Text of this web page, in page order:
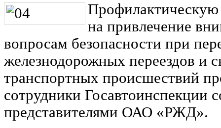
на привлечение
вопросам безопасности при
железнодорожных переездов и
транспортных происшествий
сотрудники Госавтоинспекции
представителями ОАО «РЖД».